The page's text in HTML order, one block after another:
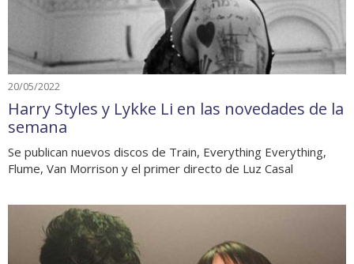
20/05/2022
Harry Styles y Lykke Li en las novedades de la
semana
Se publican nuevos discos de Train, Everything Everything,
Flume, Van Morrison y el primer directo de Luz Casal